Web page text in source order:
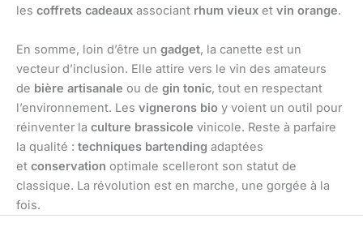
les coffrets cadeaux associant rhum vieux et vin orange.
En somme, loin d’être un gadget, la canette est un
vecteur d’inclusion. Elle attire vers le vin des amateurs
de bière artisanale ou de gin tonic, tout en respectant
l’environnement. Les vignerons bio y voient un outil pour
réinventer la culture brassicole vinicole. Reste à parfaire
la qualité : techniques bartending adaptées
et conservation optimale scelleront son statut de
classique. La révolution est en marche, une gorgée à la
fois.